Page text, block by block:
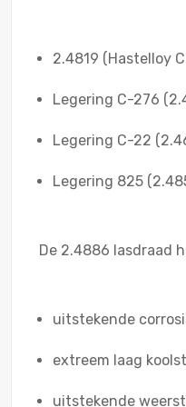
2.4819 (Hastelloy
Legering C-276
Legering C-22
Legering 825
De 2.4886 lasdraad
uitstekende
extreem laag
uitstekende